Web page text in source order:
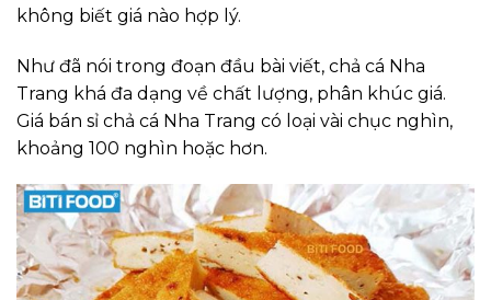
không biết giá nào hợp lý.
Như đã nói trong đoạn đầu bài viết, chả cá Nha
Trang khá đa dạng về chất lượng, phân khúc giá.
Giá bán sỉ chả cá Nha Trang có loại vài chục nghìn,
khoảng 100 nghìn hoặc hơn.